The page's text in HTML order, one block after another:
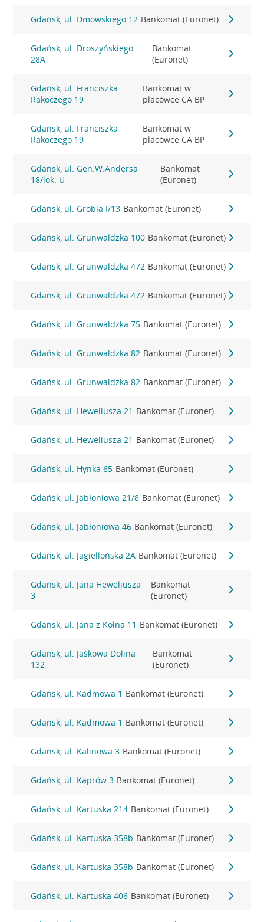
Gdańsk, ul. Dmowskiego 12 Bankomat (Euronet)
Gdańsk, ul. Droszyńskiego
28A
Bankomat
(Euronet)
Gdańsk, ul. Franciszka
Rakoczego 19
Bankomat w
placówce CA BP
Gdańsk, ul. Franciszka
Rakoczego 19
Bankomat w
placówce CA BP
Gdańsk, ul. Gen.W.Andersa
18/lok. U
Bankomat
(Euronet)
Gdańsk, ul. Grobla I/13 Bankomat (Euronet)
Gdańsk, ul. Grunwaldzka 100 Bankomat (Euronet)
Gdańsk, ul. Grunwaldzka 472 Bankomat (Euronet)
Gdańsk, ul. Grunwaldzka 472 Bankomat (Euronet)
Gdańsk, ul. Grunwaldzka 75 Bankomat (Euronet)
Gdańsk, ul. Grunwaldzka 82 Bankomat (Euronet)
Gdańsk, ul. Grunwaldzka 82 Bankomat (Euronet)
Gdańsk, ul. Heweliusza 21 Bankomat (Euronet)
Gdańsk, ul. Heweliusza 21 Bankomat (Euronet)
Gdańsk, ul. Hynka 65 Bankomat (Euronet)
Gdańsk, ul. Jabłoniowa 21/8 Bankomat (Euronet)
Gdańsk, ul. Jabłoniowa 46 Bankomat (Euronet)
Gdańsk, ul. Jagiellońska 2A Bankomat (Euronet)
Gdańsk, ul. Jana Heweliusza
3
Bankomat
(Euronet)
Gdańsk, ul. Jana z Kolna 11 Bankomat (Euronet)
Gdańsk, ul. Jaśkowa Dolina
132
Bankomat
(Euronet)
Gdańsk, ul. Kadmowa 1 Bankomat (Euronet)
Gdańsk, ul. Kadmowa 1 Bankomat (Euronet)
Gdańsk, ul. Kalinowa 3 Bankomat (Euronet)
Gdańsk, ul. Kaprów 3 Bankomat (Euronet)
Gdańsk, ul. Kartuska 214 Bankomat (Euronet)
Gdańsk, ul. Kartuska 358b Bankomat (Euronet)
Gdańsk, ul. Kartuska 358b Bankomat (Euronet)
Gdańsk, ul. Kartuska 406 Bankomat (Euronet)